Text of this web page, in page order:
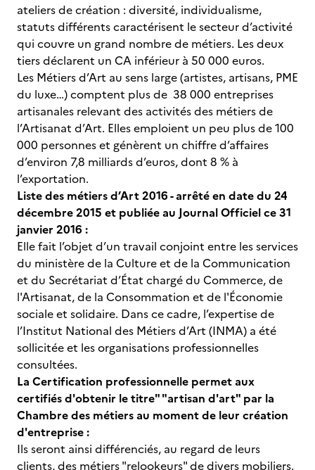
ateliers de création : diversité, individualisme,
statuts différents caractérisent le secteur d’activité
qui couvre un grand nombre de métiers. Les deux
tiers déclarent un CA inférieur à 50 000 euros.
Les Métiers d’Art au sens large (artistes, artisans, PME
du luxe…) comptent plus de 38 000 entreprises
artisanales relevant des activités des métiers de
l’Artisanat d’Art. Elles emploient un peu plus de 100
000 personnes et génèrent un chiffre d’affaires
d’environ 7,8 milliards d’euros, dont 8 % à
l’exportation.
Liste des métiers d’Art 2016 - arrêté en date du 24
décembre 2015 et publiée au Journal Officiel ce 31
janvier 2016 :
Elle fait l’objet d’un travail conjoint entre les services
du ministère de la Culture et de la Communication
et du Secrétariat d’État chargé du Commerce, de
l'Artisanat, de la Consommation et de l'Économie
sociale et solidaire. Dans ce cadre, l’expertise de
l’Institut National des Métiers d’Art (INMA) a été
sollicitée et les organisations professionnelles
consultées.
La Certification professionnelle permet aux
certifiés d'obtenir le titre" "artisan d'art" par la
Chambre des métiers au moment de leur création
d'entreprise :
Ils seront ainsi différenciés, au regard de leurs
clients, des métiers "relookeurs" de divers mobiliers.